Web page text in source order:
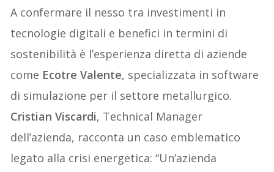
A confermare il nesso tra investimenti in
tecnologie digitali e benefici in termini di
sostenibilità è l’esperienza diretta di aziende
come Ecotre Valente, specializzata in software
di simulazione per il settore metallurgico.
Cristian Viscardi, Technical Manager
dell’azienda, racconta un caso emblematico
legato alla crisi energetica: “Un’azienda